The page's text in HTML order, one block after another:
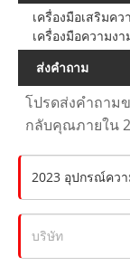
เครื่องมือเสริมค
เครื่องมือความง
ส่งคำถาม
โปรดส่งคำถาม
กลับคุณภายใน